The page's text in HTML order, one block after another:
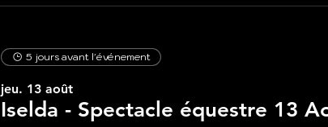
5 jours avant l'événement
jeu. 13 août
Iselda - Spectacle équestre 13